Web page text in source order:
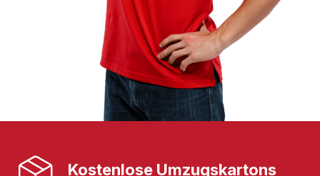
Kostenlose Umzugskartons